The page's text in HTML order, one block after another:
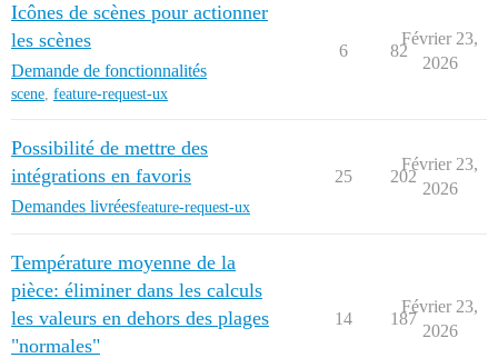
Icônes de scènes pour actionner
les scènes
Demande de fonctionnalités
scene, feature-request-ux
6 82
Février 23,
2026
Possibilité de mettre des
intégrations en favoris
Demandes livréesfeature-request-ux
25 202
Février 23,
2026
Température moyenne de la
pièce: éliminer dans les calculs
les valeurs en dehors des plages
"normales"
14 187
Février 23,
2026